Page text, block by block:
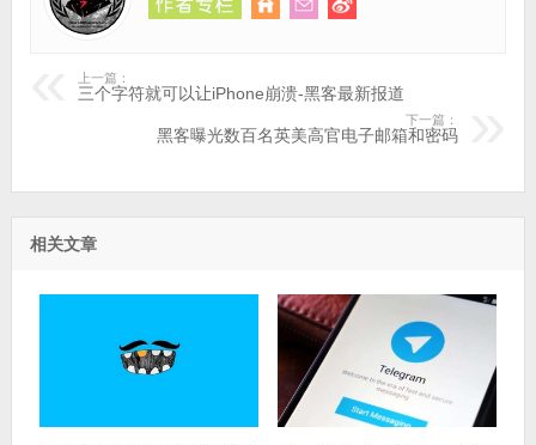
上一篇：
三个字符就可以让iPhone崩溃-黑客最新报道
下一篇：
黑客曝光数百名英美高官电子邮箱和密码
相关文章